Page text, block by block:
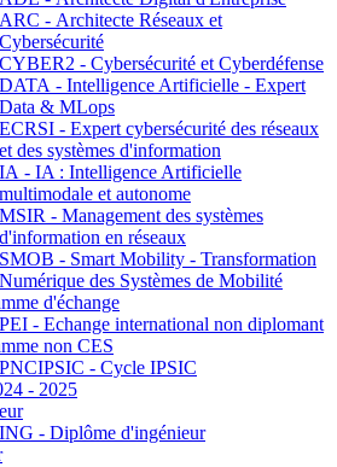
ARC - Architecte Réseaux et
Cybersécurité
CYBER2 - Cybersécurité et Cyberdéfense
DATA - Intelligence Artificielle - Expert
Data & MLops
ECRSI - Expert cybersécurité des réseaux
et des systèmes d'information
IA - IA : Intelligence Artificielle
multimodale et autonome
MSIR - Management des systèmes
d'information en réseaux
SMOB - Smart Mobility - Transformation
Numérique des Systèmes de Mobilité
d'échange
PEI - Echange international non diplomant
non CES
PNCIPSIC - Cycle IPSIC
- 2025
ING - Diplôme d'ingénieur